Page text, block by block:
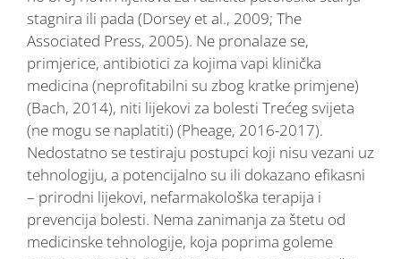
stagnira ili pada (Dorsey et al., 2009; The
Associated Press, 2005). Ne pronalaze se,
primjerice, antibiotici za kojima vapi klinička
medicina (neprofitabilni su zbog kratke primjene)
(Bach, 2014), niti lijekovi za bolesti Trećeg svijeta
(ne mogu se naplatiti) (Pheage, 2016-2017).
Nedostatno se testiraju postupci koji nisu vezani uz
tehnologiju, a potencijalno su ili dokazano efikasni
– prirodni lijekovi, nefarmakološka terapija i
prevencija bolesti. Nema zanimanja za štetu od
medicinske tehnologije, koja poprima goleme